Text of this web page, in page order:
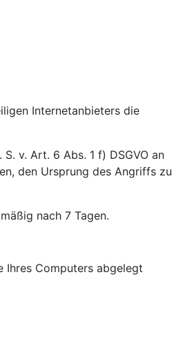
Internetanbieters die
v. Art. 6 Abs. 1 f) DSGVO an
den Ursprung des Angriffs zu
nach 7 Tagen.
Ihres Computers abgelegt